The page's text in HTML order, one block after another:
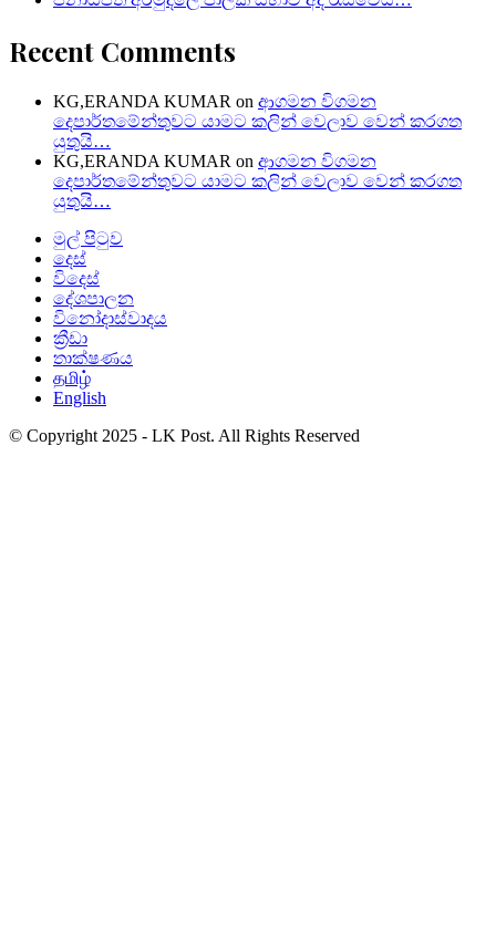
Recent Comments
KG,ERANDA KUMAR on ආගමන විගමන
දෙපාර්තමේන්තුවට යාමට කලින් වෙලාව වෙන් කරගත
යුතුයි…
KG,ERANDA KUMAR on ආගමන විගමන
දෙපාර්තමේන්තුවට යාමට කලින් වෙලාව වෙන් කරගත
යුතුයි…
මුල් පිටුව
දෙස්
විදෙස්
දේශපාලන
විනෝදාස්වාදය
ක්‍රීඩා
තාක්ෂණය
தமிழ்
English
© Copyright 2025 - LK Post. All Rights Reserved